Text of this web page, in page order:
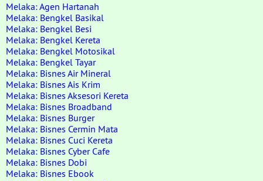
Melaka: Agen Hartanah
Melaka: Bengkel Basikal
Melaka: Bengkel Besi
Melaka: Bengkel Kereta
Melaka: Bengkel Motosikal
Melaka: Bengkel Tayar
Melaka: Bisnes Air Mineral
Melaka: Bisnes Ais Krim
Melaka: Bisnes Aksesori Kereta
Melaka: Bisnes Broadband
Melaka: Bisnes Burger
Melaka: Bisnes Cermin Mata
Melaka: Bisnes Cuci Kereta
Melaka: Bisnes Cyber Cafe
Melaka: Bisnes Dobi
Melaka: Bisnes Ebook